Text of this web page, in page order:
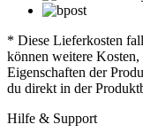
* Diese Lieferkosten
können weitere
Eigenschaften der
du direkt in der
Hilfe & Support